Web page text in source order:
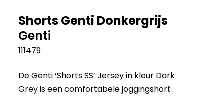
Shorts Genti Donkergrijs
Genti
111479
De Genti ‘Shorts SS’ Jersey in kleur Dark
Grey is een comfortabele joggingshort